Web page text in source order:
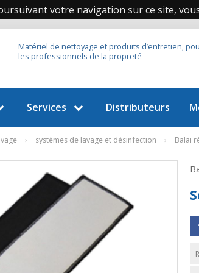
votre navigation sur ce site,
Matériel de nettoyage et produits d’entretien,
les professionnels de la propreté
Services Distributeurs
› systèmes de lavage et désinfection › Balai